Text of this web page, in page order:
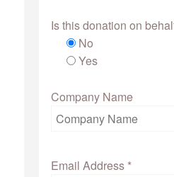
Is this donation on
No
Yes
Company Name
Email Address *